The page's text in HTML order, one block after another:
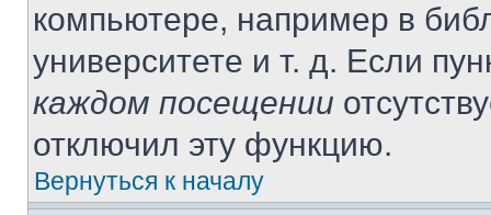
компьютере, например в
университете и т. д. Если
каждом посещении
отключил эту функцию.
Вернуться к началу